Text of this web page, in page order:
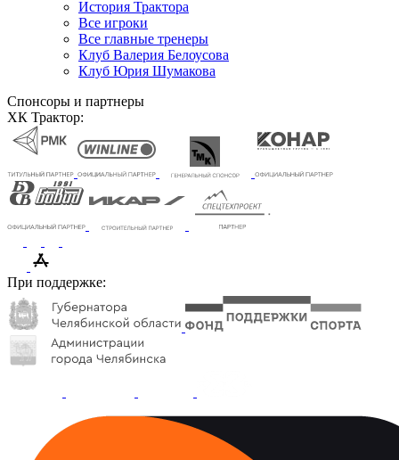
История Трактора
Все игроки
Все главные тренеры
Клуб Валерия Белоусова
Клуб Юрия Шумакова
Спонсоры и партнеры
ХК Трактор:
При поддержке: